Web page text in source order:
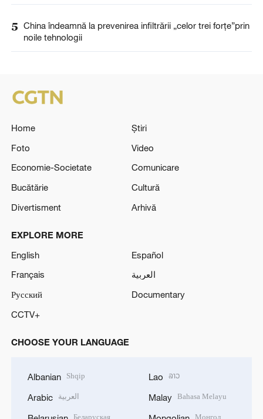
5 China îndeamnă la prevenirea infiltrării „celor trei forțe”prin
noile tehnologii
Home
Știri
Foto
Video
Economie-Societate
Comunicare
Bucătărie
Cultură
Divertisment
Arhivă
EXPLORE MORE
English
Español
Français
العربية
Русский
Documentary
CCTV+
CHOOSE YOUR LANGUAGE
Albanian Shqip
Arabic العربية
Lao ລາວ
Malay Bahasa Melayu